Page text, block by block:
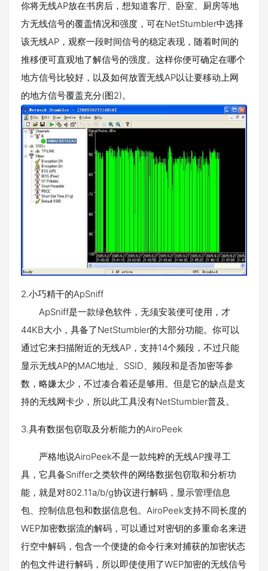
你将无线AP放在书房后，想知道客厅、卧室、厨房等地
方无线信号的覆盖情况和强度，可在NetStumbler中选择
该无线AP，观察一段时间信号的稳定表现，随着时间的
推移便可直观地了解信号的强度。这样你便可确定在哪个
地方信号比较好，以及如何放置无线AP以让要移动上网
的地方信号覆盖充分(图2)。
2.小巧精干的ApSniff
ApSniff是一款绿色软件，无须安装便可使用，才
44KB大小，具备了NetStumbler的大部分功能。你可以
通过它来扫描附近的无线AP，支持14个频段，不过只能
显示无线AP的MAC地址、SSID、频段和是否加密等参
数，略嫌太少，不过凑合着还是够用。但是它的缺点是支
持的无线网卡少，所以此工具没有NetStumbler普及。
3.具有数据包窃取及分析能力的AiroPeek
严格地说AiroPeek不是一款纯粹的无线AP搜寻工
具，它具备Sniffer之类软件的网络数据包窃取和分析功
能，就是对802.11a/b/g协议进行解码，显示管理信息
包、控制信息包和数据信息包。AiroPeek支持不同长度的
WEP加密数据流的解码，可以通过对密钥的多重命名来进
行空中解码，包含一个便捷的命令行来对捕获的加密状态
的包文件进行解码，所以即使使用了WEP加密的无线信号